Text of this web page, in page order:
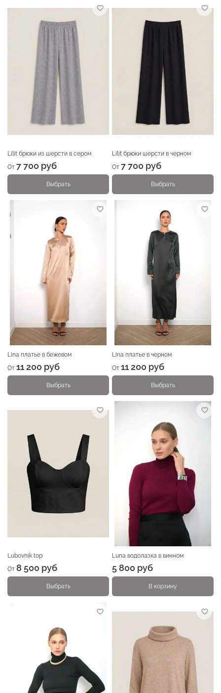
Lilit брюки из шерсти в сером
От 7 700 руб
Выбрать
Lilit брюки шерсти в черном
От 7 700 руб
Выбрать
Lina платье в бежевом
От 11 200 руб
Выбрать
Lina платье в черном
От 11 200 руб
Выбрать
Lubovnik top
От 8 500 руб
Выбрать
Luna водолазка в винном
5 800 руб
В корзину